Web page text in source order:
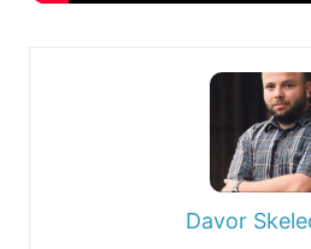
Davor